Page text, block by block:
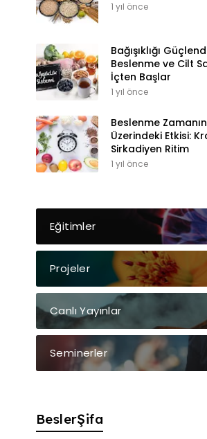
1 yıl önce
Bağışıklığı
Beslenme ve Cilt
İçten Başlar
1 yıl önce
Beslenme
Üzerindeki Etkisi:
Sirkadiyen Ritim
1 yıl önce
Eğitimler
Projeler
Canlı Yayınlar
Seminerler
BeslerŞifa